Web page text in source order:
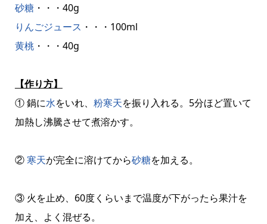
砂糖・・・40g
りんごジュース ・・・100ml
黄桃・・・40g
【作り方】
① 鍋に水をいれ、 粉寒天を振り入れる。5分ほど置いて
加熱し沸騰させて煮溶かす。
②寒天が完全に溶けてから砂糖を加える。
③ 火を止め、60度くらいまで温度が下がったら果汁を
加え、よく混ぜる。